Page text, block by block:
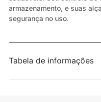
armazenamento, e suas
segurança no uso.
Tabela de informações